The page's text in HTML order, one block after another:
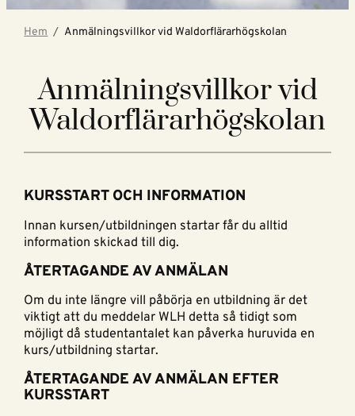
Hem Anmälningsvillkor vid Waldorflärarhögskolan
Anmälningsvillkor vid
Waldorflärarhögskolan
KURSSTART OCH INFORMATION
Innan kursen/utbildningen startar får du alltid
information skickad till dig.
ÅTERTAGANDE AV ANMÄLAN
Om du inte längre vill påbörja en utbildning är det
viktigt att du meddelar WLH detta så tidigt som
möjligt då studentantalet kan påverka huruvida en
kurs/utbildning startar.
ÅTERTAGANDE AV ANMÄLAN EFTER
KURSSTART